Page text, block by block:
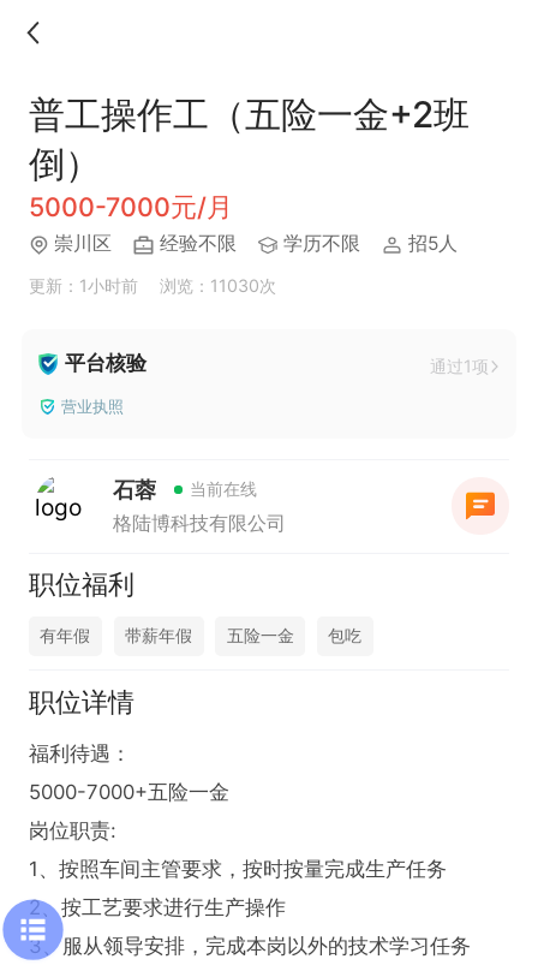
普工操作工（五险一金+2班
倒）
5000-7000元/月
崇川区 经验不限 学历不限 招5人
更新：1小时前 浏览：11030次
平台核验 通过1项
营业执照
石蓉 当前在线
格陆博科技有限公司
职位福利
有年假 带薪年假 五险一金 包吃
职位详情
福利待遇：
5000-7000+五险一金
岗位职责:
1、按照车间主管要求，按时按量完成生产任务
2、按工艺要求进行生产操作
3、服从领导安排，完成本岗以外的技术学习任务